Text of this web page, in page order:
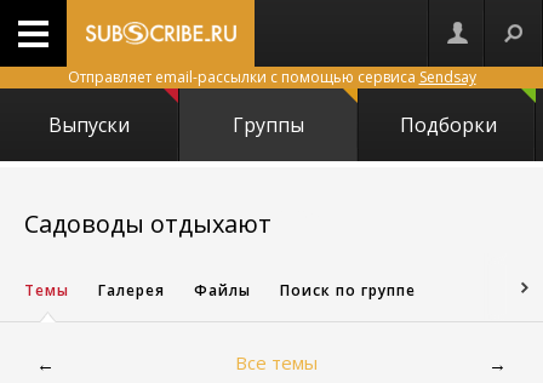
Отправляет email-рассылки с помощью сервиса Sendsay
Выпуски Группы Подборки
Садоводы отдыхают
Темы Галерея Файлы Поиск по группе
← Все темы →